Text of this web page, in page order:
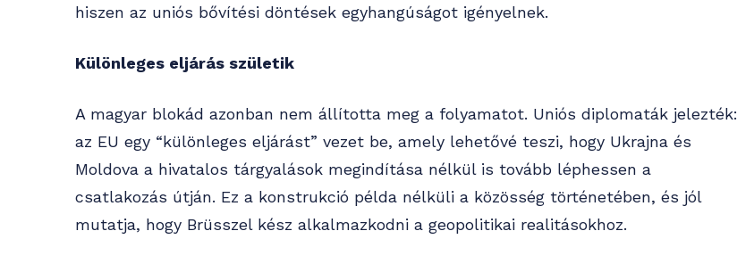
hiszen az uniós bővítési döntések egyhangúságot igényelnek.
Különleges eljárás születik
A magyar blokád azonban nem állította meg a folyamatot. Uniós diplomaták jelezték:
az EU egy “különleges eljárást” vezet be, amely lehetővé teszi, hogy Ukrajna és
Moldova a hivatalos tárgyalások megindítása nélkül is tovább léphessen a
csatlakozás útján. Ez a konstrukció példa nélküli a közösség történetében, és jól
mutatja, hogy Brüsszel kész alkalmazkodni a geopolitikai realitásokhoz.